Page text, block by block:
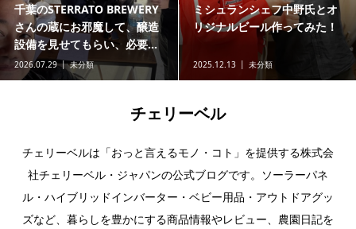
千葉のSTERRATO BREWERY
さんの蔵にお邪魔して、醸造
設備を見せてもらい、必要...
2026.07.29 未分類
ミシュランシェフ中野氏とオ
リジナルビール作ってみた！
2025.12.13 未分類
チェリーベル
チェリーベルは「おっと言えるモノ・コト」を提供する株式会
社チェリーベル・ジャパンの公式ブログです。ソーラーパネ
ル・ハイブリッドインバーター・ベビー用品・アウトドアグッ
ズなど、暮らしを豊かにする商品情報やレビュー、農園日記を